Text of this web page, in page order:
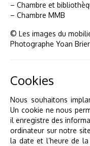
– Chambre et
– Chambre MMB
© Les images du
Photographe Yoan
Cookies
Nous souhaitons
Un cookie ne nous
il enregistre des
ordinateur sur notre
la date et l’heure de